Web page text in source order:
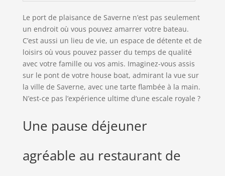
Le port de plaisance de Saverne n’est pas seulement
un endroit où vous pouvez amarrer votre bateau.
C’est aussi un lieu de vie, un espace de détente et de
loisirs où vous pouvez passer du temps de qualité
avec votre famille ou vos amis. Imaginez-vous assis
sur le pont de votre house boat, admirant la vue sur
la ville de Saverne, avec une tarte flambée à la main.
N’est-ce pas l’expérience ultime d’une escale royale ?
Une pause déjeuner
agréable au restaurant de